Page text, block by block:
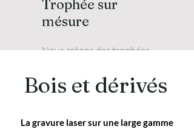
Trophée sur
mésure
Nous créons des trophées
alliant élégance et originalité.
Bois et dérivés
La gravure laser sur une large gamme